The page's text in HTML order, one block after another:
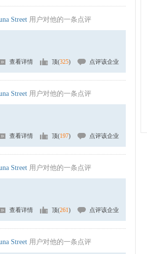
Street 用户对他的一条点评
查看详情 顶(325) 点评该企业
Street 用户对他的一条点评
查看详情 顶(197) 点评该企业
Street 用户对他的一条点评
查看详情 顶(261) 点评该企业
Street 用户对他的一条点评